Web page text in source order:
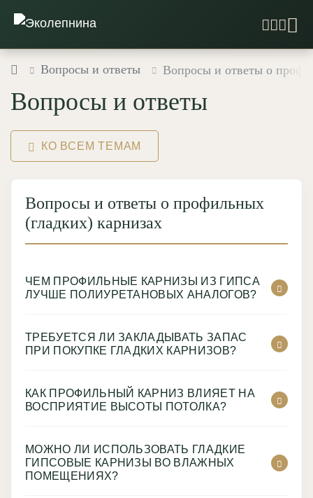
Вопросы и ответы Вопросы и ответы о
Вопросы и ответы
КО ВСЕМ ТЕМАМ
Вопросы и ответы о профильных
(гладких) карнизах
ЧЕМ ПРОФИЛЬНЫЕ КАРНИЗЫ ИЗ ГИПСА
ЛУЧШЕ ПОЛИУРЕТАНОВЫХ АНАЛОГОВ?
ТРЕБУЕТСЯ ЛИ ЗАКЛАДЫВАТЬ ЗАПАС
ПРИ ПОКУПКЕ ГЛАДКИХ КАРНИЗОВ?
КАК ПРОФИЛЬНЫЙ КАРНИЗ ВЛИЯЕТ НА
ВОСПРИЯТИЕ ВЫСОТЫ ПОТОЛКА?
МОЖНО ЛИ ИСПОЛЬЗОВАТЬ ГЛАДКИЕ
ГИПСОВЫЕ КАРНИЗЫ ВО ВЛАЖНЫХ
ПОМЕЩЕНИЯХ?